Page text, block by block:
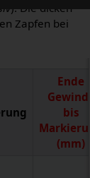
). Die dicken
Zapfen bei
Ende
Gewinde
bis
(mm)